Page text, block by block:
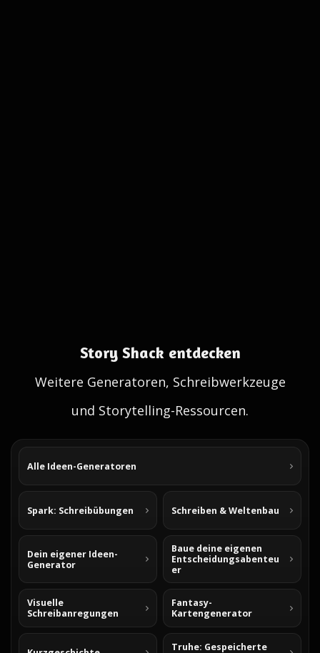
Story Shack entdecken
Weitere Generatoren, Schreibwerkzeuge
und Storytelling-Ressourcen.
Alle Ideen-Generatoren
Spark: Schreibübungen Schreiben & Weltenbau
Dein eigener Ideen-
Generator
Baue deine eigenen
Entscheidungsabenteu
er
Visuelle
Schreibanregungen
Fantasy-
Kartengenerator
Truhe: Gespeicherte